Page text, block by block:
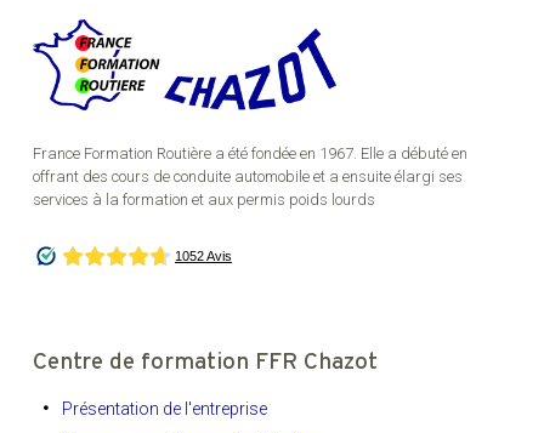
France Formation Routière a été fondée en 1967. Elle a débuté en
offrant des cours de conduite automobile et a ensuite élargi ses
services à la formation et aux permis poids lourds
Centre de formation FFR Chazot
Présentation de l'entreprise